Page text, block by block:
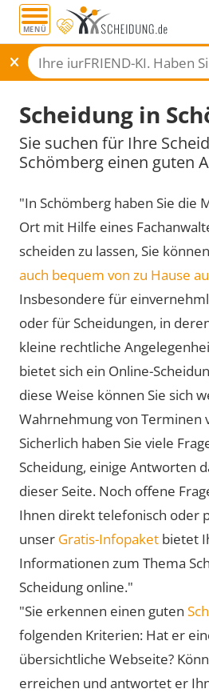
MENÜ
Scheidung in
Sie suchen für Ihre
Schömberg einen guten
"In Schömberg haben Sie die
Ort mit Hilfe eines
scheiden zu lassen, Sie
auch bequem von zu Hause
Insbesondere für
oder für Scheidungen, in
kleine rechtliche
bietet sich ein Online-
diese Weise können Sie sich
Wahrnehmung von Terminen
Sicherlich haben Sie viele
Scheidung, einige Antworten
dieser Seite. Noch offene
Ihnen direkt telefonisch oder
unser Gratis-Infopaket bietet
Informationen zum Thema
Scheidung online."
"Sie erkennen einen guten
folgenden Kriterien: Hat er
übersichtliche Webseite?
erreichen und antwortet er